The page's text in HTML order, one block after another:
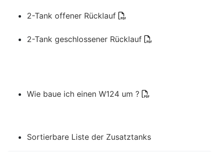
2-Tank offener Rücklauf
2-Tank geschlossener Rücklauf
Wie baue ich einen W124 um ?
Sortierbare Liste der Zusatztanks